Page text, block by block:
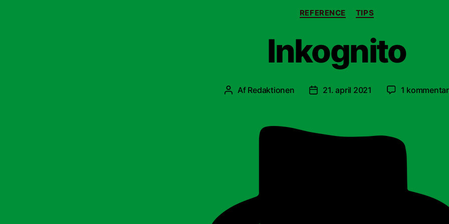
Kategorier
REFERENCE TIPS
Inkognito
Indlægsforfatter
Af Redaktionen Indlægsdato
21. april 2021 1 kommentar